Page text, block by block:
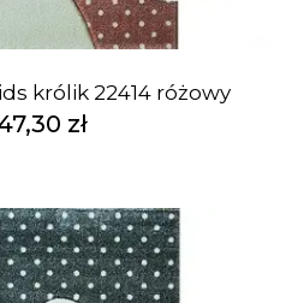
królik 22414 różowy
zł